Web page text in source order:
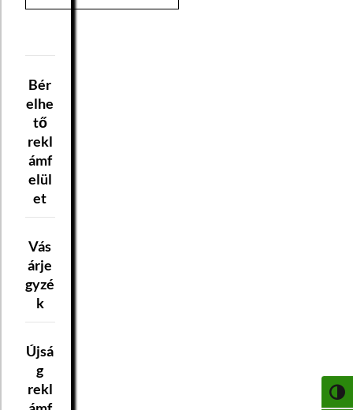
Bér
elhe
tő
rekl
ámf
elül
et
Vás
árje
gyzé
k
Újsá
g
rekl